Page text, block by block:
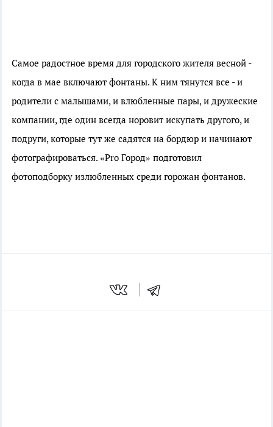
Самое радостное время для городского жителя весной -
когда в мае включают фонтаны. К ним тянутся все - и
родители с малышами, и влюбленные пары, и дружеские
компании, где один всегда норовит искупать другого, и
подруги, которые тут же садятся на бордюр и начинают
фотографироваться. «Pro Город» подготовил
фотоподборку излюбленных среди горожан фонтанов.